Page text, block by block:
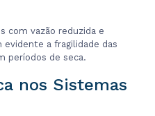
com vazão reduzida e
a fragilidade das
períodos de seca.
nos Sistemas